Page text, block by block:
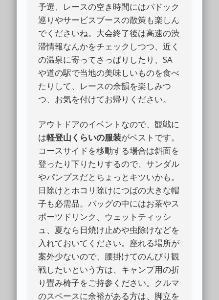
予選、レースの空き時間にはパドック
巡りやサービスブースの散策も楽しん
でくださいね。大会終了後は高速の渋
滞情報なんかをチェックしつつ、近く
の温泉に寄ってさっぱりしたり、SA
や道の駅で当地の美味しいものを食べ
たりして、レースの余韻を楽しみつ
つ、お気を付けてお帰りください。
アウトドアのイベントなので、観戦に
は軽登山くらいの服装がベストです。
コースサイドを移動する場合は斜面を
登ったり下りたりするので、サンダル
やパンプスだとちょっとキツいかも。
日除けとホコリ除けにつばの大きな帽
子も必需品。バッグの中にはお茶やス
ポーツドリンク、ウェットティッシ
ュ、夏なら日焼け止めや虫除けなどを
入れておいてください。座れる場所が
案外少ないので、腰掛けてのんびり観
戦したいという方は、キャンプ用の折
り畳み椅子をご持参ください。クルマ
のスペースに余裕がある方は、脚立を